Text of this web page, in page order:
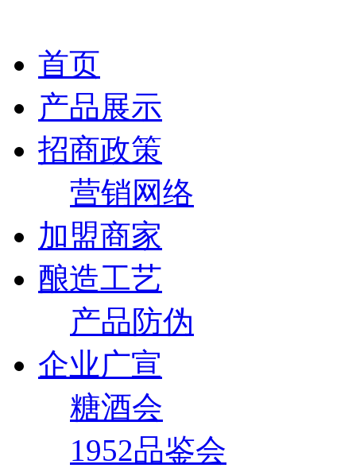
首页
产品展示
招商政策
营销网络
加盟商家
酿造工艺
产品防伪
企业广宣
糖酒会
1952品鉴会